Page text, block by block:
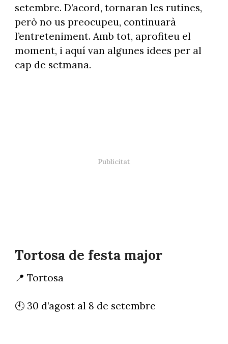
setembre. D’acord, tornaran les rutines,
però no us preocupeu, continuarà
l’entreteniment. Amb tot, aprofiteu el
moment, i aquí van algunes idees per al
cap de setmana.
Tortosa de festa major
📍 Tortosa
🕙 30 d’agost al 8 de setembre